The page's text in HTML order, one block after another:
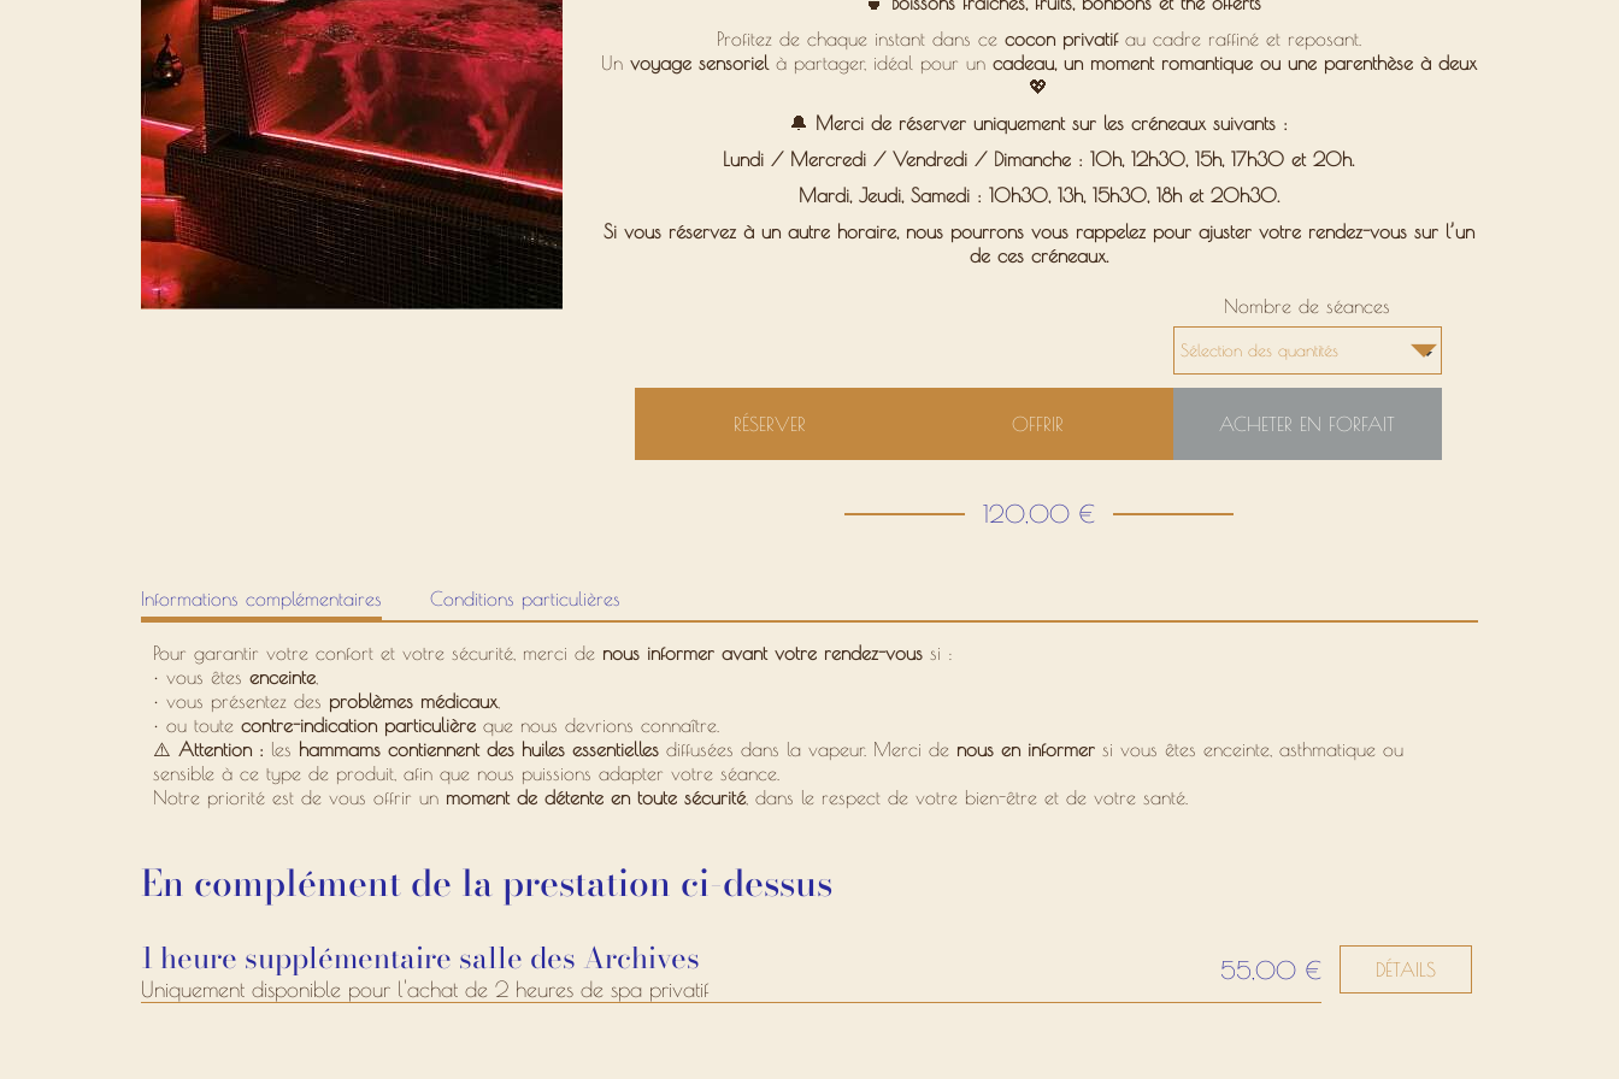
Profitez de chaque instant dans ce cocon privatifau cadre raffiné et reposant.
Un voyage sensoriel à partager, idéal pour un cadeau, un moment romantique ou une parenthèse à deux
💖
🔔 Merci de réserver uniquement sur les créneaux suivants :
Lundi / Mercredi / Vendredi / Dimanche : 10h, 12h30, 15h, 17h30 et 20h.
Mardi, Jeudi, Samedi : 10h30, 13h, 15h30, 18h et 20h30.
Si vous réservez à un autre horaire, nous pourrons vous rappelez pour ajuster votre rendez-voussur l’un
de ces créneaux.
RÉSERVER OFFRIR
Nombre de séances
ACHETER EN FORFAIT
120,00 €
Informations complémentaires Conditions particulières
Pour garantir votre confort et votre sécurité, merci de nous informer avant votre rendez-vous si :
• vous êtes enceinte
• vous présentez des problèmes médicaux
• ou toute contre-indication particulière que nous devrions connaître.
⚠️ Attention : les hammams contiennent des huiles essentielles diffusées dans la vapeur. Merci de nous en informer si vous êtes enceinte, asthmatique ou
sensible à ce type de produit, afin que nous puissions adapter votre séance.
Notre priorité est de vous offrir un moment de détente en toute sécurité, dans le respect de votre bien-être et de votre santé.
En complément de la prestation ci-dessus
1 heure supplémentaire salle des Archives
Uniquement disponible pour l'achat de 2 heures de spa privatif
55,00 € DÉTAILS